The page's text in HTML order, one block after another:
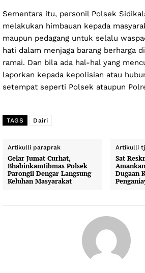
Sementara itu, personil Polsek
melakukan himbauan kepada
maupun pedagang untuk selalu
hati dalam menjaga barang berharga
ramai. Dan bila ada hal-hal yang
laporkan kepada kepolisian atau
setempat seperti Polsek ataupun
TAGS Dairi
Artikulli paraprak
Gelar Jumat Curhat,
Bhabinkamtibmas Polsek
Parongil Dengar Langsung
Keluhan Masyarakat
Artikulli
Sat
Dugaan